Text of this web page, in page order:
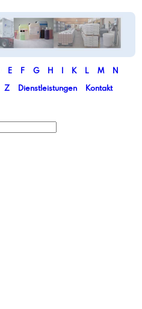
E F G H I K L M
N
Z Dienstleistungen
Kontakt